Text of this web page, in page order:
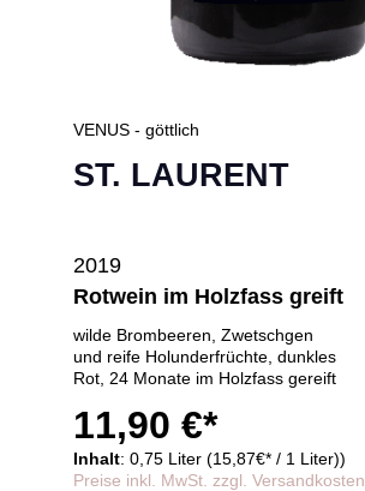
VENUS - göttlich
ST. LAURENT
2019
Rotwein im Holzfass greift
wilde Brombeeren, Zwetschgen
und reife Holunderfrüchte, dunkles
Rot, 24 Monate im Holzfass gereift
11,90 €*
Inhalt: 0,75 Liter (15,87€* / 1 Liter))
Preise inkl. MwSt. zzgl. Versandkosten